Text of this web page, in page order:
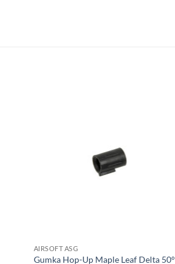
AIRSOFT ASG
Gumka Hop-Up Maple Leaf Delta 50°